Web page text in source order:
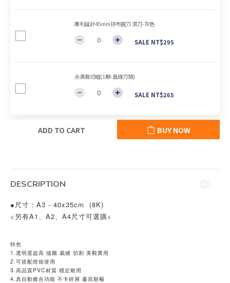
專利設計45mm拼布圓刀 滾刀-灰色
SALE NT$295
水滴裁切組(1顆-直線刀頭)
SALE NT$265
ADD TO CART BUY NOW
DESCRIPTION
● 尺寸： A3 - 40x35cm  (8K)
< 另有A1、A2、A4尺寸可選購>
特色
1.透明度超高 描圖 裁縫 切割 美觀實用
2.可搭配燈箱使用
3.高品質PVC材質 穩定耐用
4.具自動癒合功能 不卡碎屑 書寫順暢